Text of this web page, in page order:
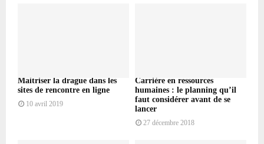
Maitriser la drague dans les
sites de rencontre en ligne
10 avril 2019
Carrière en ressources
humaines : le planning qu’il
faut considérer avant de se
lancer
27 décembre 2018